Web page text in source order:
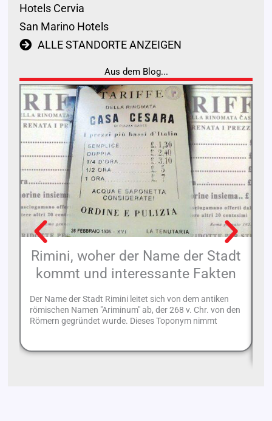
Hotels Cervia
San Marino Hotels
ALLE STANDORTE ANZEIGEN
Aus dem Blog...
Rimini, woher der Name der Stadt
kommt und interessante Fakten
Der Name der Stadt Rimini leitet sich von dem antiken
römischen Namen "Ariminum" ab, der 268 v. Chr. von den
Römern gegründet wurde. Dieses Toponym nimmt